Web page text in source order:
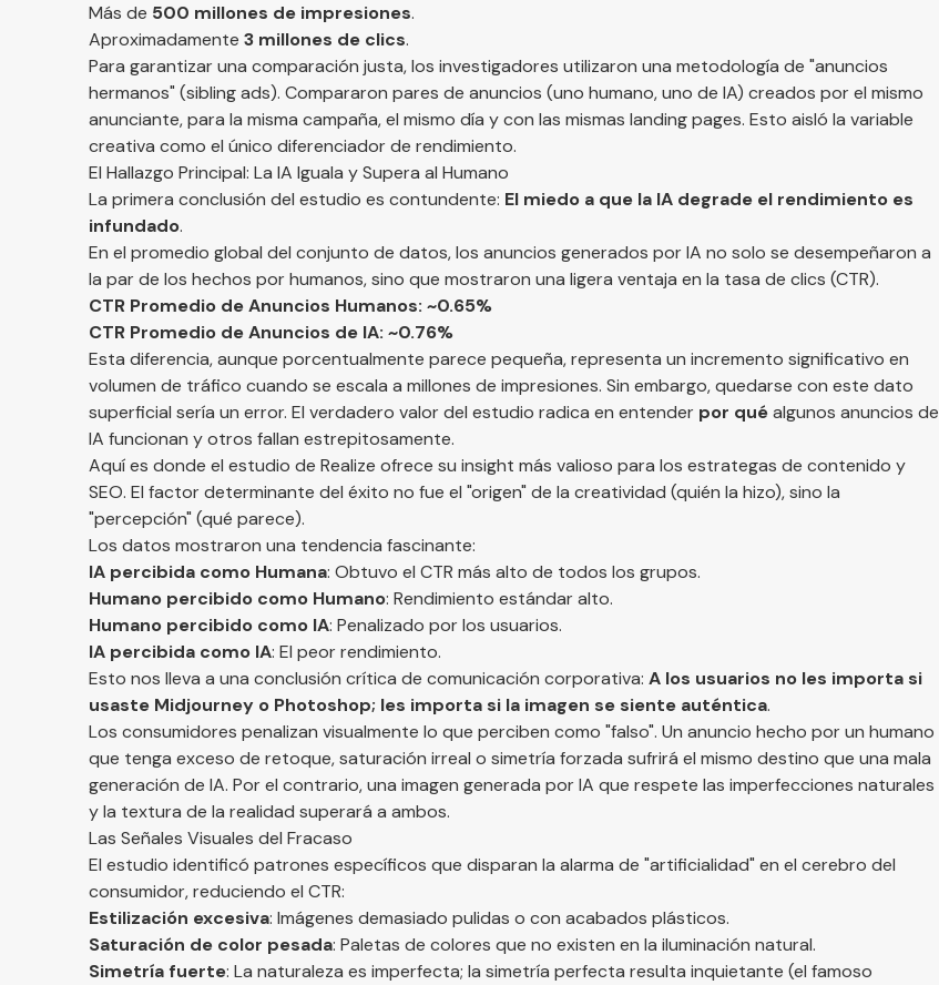
Más de 500 millones de impresiones.
Aproximadamente 3 millones de clics.
Para garantizar una comparación justa, los investigadores utilizaron una metodología de "anuncios
hermanos" (sibling ads). Compararon pares de anuncios (uno humano, uno de IA) creados por el mismo
anunciante, para la misma campaña, el mismo día y con las mismas landing pages. Esto aisló la variable
creativa como el único diferenciador de rendimiento.
El Hallazgo Principal: La IA Iguala y Supera al Humano
La primera conclusión del estudio es contundente: El miedo a que la IA degrade el rendimiento es
infundado.
En el promedio global del conjunto de datos, los anuncios generados por IA no solo se desempeñaron a
la par de los hechos por humanos, sino que mostraron una ligera ventaja en la tasa de clics (CTR).
CTR Promedio de Anuncios Humanos: ~0.65%
CTR Promedio de Anuncios de IA: ~0.76%
Esta diferencia, aunque porcentualmente parece pequeña, representa un incremento significativo en
volumen de tráfico cuando se escala a millones de impresiones. Sin embargo, quedarse con este dato
superficial sería un error. El verdadero valor del estudio radica en entender por quéalgunos anuncios de
IA funcionan y otros fallan estrepitosamente.
Aquí es donde el estudio de Realize ofrece su insight más valioso para los estrategas de contenido y
SEO. El factor determinante del éxito no fue el "origen" de la creatividad (quién la hizo), sino la
"percepción" (qué parece).
Los datos mostraron una tendencia fascinante:
IA percibida como Humana: Obtuvo el CTR más alto de todos los grupos.
Humano percibido como Humano: Rendimiento estándar alto.
Humano percibido como IA: Penalizado por los usuarios.
IA percibida como IA: El peor rendimiento.
Esto nos lleva a una conclusión crítica de comunicación corporativa: A los usuarios no les importa si
usaste Midjourney o Photoshop; les importa si la imagen se siente auténtica.
Los consumidores penalizan visualmente lo que perciben como "falso". Un anuncio hecho por un humano
que tenga exceso de retoque, saturación irreal o simetría forzada sufrirá el mismo destino que una mala
generación de IA. Por el contrario, una imagen generada por IA que respete las imperfecciones naturales
y la textura de la realidad superará a ambos.
Las Señales Visuales del Fracaso
El estudio identificó patrones específicos que disparan la alarma de "artificialidad" en el cerebro del
consumidor, reduciendo el CTR:
Estilización excesiva: Imágenes demasiado pulidas o con acabados plásticos.
Saturación de color pesada: Paletas de colores que no existen en la iluminación natural.
Simetría fuerte: La naturaleza es imperfecta; la simetría perfecta resulta inquietante (el famoso